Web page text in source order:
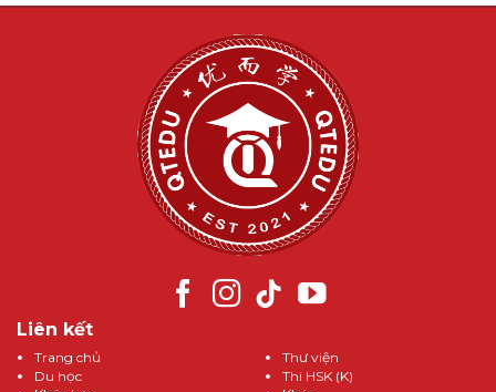
Liên kết
Trang chủ
Du học
Thư viện
Thi HSK (K)